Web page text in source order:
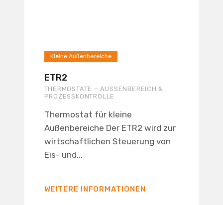
Kleine Außenbereiche
ETR2
THERMOSTATE – AUSSENBEREICH & P
ROZESSKONTROLLE
Thermostat für kleine
Außenbereiche Der ETR2 wird zur
wirtschaftlichen Steuerung von
Eis- und...
WEITERE INFORMATIONEN